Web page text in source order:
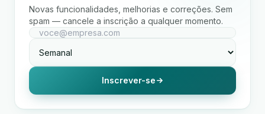
Novas funcionalidades, melhorias e correções. Sem
spam — cancele a inscrição a qualquer momento.
Inscrever-se